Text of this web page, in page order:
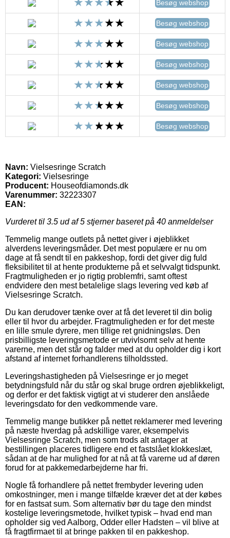
Besøg webshop
Besøg webshop
Besøg webshop
Besøg webshop
Besøg webshop
Besøg webshop
Besøg webshop
Navn: Vielsesringe Scratch
Kategori: Vielsesringe
Producent: Houseofdiamonds.dk
Varenummer: 32223307
EAN:
Vurderet til 3.5 ud af 5 stjerner baseret på 40 anmeldelser
Temmelig mange outlets på nettet giver i øjeblikket
alverdens leveringsmåder. Det mest populære er nu om
dage at få sendt til en pakkeshop, fordi det giver dig fuld
fleksibilitet til at hente produkterne på et selvvalgt tidspunkt.
Fragtmuligheden er jo rigtig problemfri, samt oftest
endvidere den mest betalelige slags levering ved køb af
Vielsesringe Scratch.
Du kan derudover tænke over at få det leveret til din bolig
eller til hvor du arbejder. Fragtmuligheden er for det meste
en lille smule dyrere, men tillige ret gnidningsløs. Den
prisbilligste leveringsmetode er utvivlsomt selv at hente
varerne, men det står og falder med at du opholder dig i kort
afstand af internet forhandlerens tilholdssted.
Leveringshastigheden på Vielsesringe er jo meget
betydningsfuld når du står og skal bruge ordren øjeblikkeligt,
og derfor er det faktisk vigtigt at vi studerer den anslåede
leveringsdato for den vedkommende vare.
Temmelig mange butikker på nettet reklamerer med levering
på næste hverdag på adskillige varer, eksempelvis
Vielsesringe Scratch, men som trods alt antager at
bestillingen placeres tidligere end et fastslået klokkeslæt,
sådan at de har mulighed for at nå at få varerne ud af døren
forud for at pakkemedarbejderne har fri.
Nogle få forhandlere på nettet frembyder levering uden
omkostninger, men i mange tilfælde kræver det at der købes
for en fastsat sum. Som alternativ bør du tage den mindst
kostelige leveringsmetode, hvilket typisk – hvad end man
opholder sig ved Aalborg, Odder eller Hadsten – vil blive at
få fragtfirmaet til at bringe pakken til en pakkeshop.